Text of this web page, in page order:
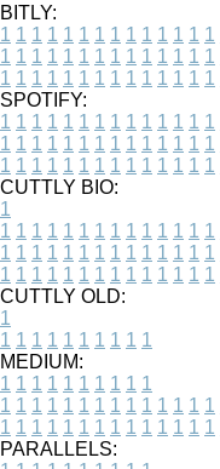
BITLY:
1 1 1 1 1 1 1 1 1 1 1 1 1 1
1 1 1 1 1 1 1 1 1 1 1 1 1 1
1 1 1 1 1 1 1 1 1 1 1 1 1 1
SPOTIFY:
1 1 1 1 1 1 1 1 1 1 1 1 1 1
1 1 1 1 1 1 1 1 1 1 1 1 1 1
1 1 1 1 1 1 1 1 1 1 1 1 1 1
CUTTLY BIO:
1
1 1 1 1 1 1 1 1 1 1 1 1 1 1
1 1 1 1 1 1 1 1 1 1 1 1 1 1
1 1 1 1 1 1 1 1 1 1 1 1 1 1
CUTTLY OLD:
1
1 1 1 1 1 1 1 1 1 1
MEDIUM:
1 1 1 1 1 1 1 1 1 1
1 1 1 1 1 1 1 1 1 1 1 1 1 1
1 1 1 1 1 1 1 1 1 1 1 1 1 1
PARALLELS: